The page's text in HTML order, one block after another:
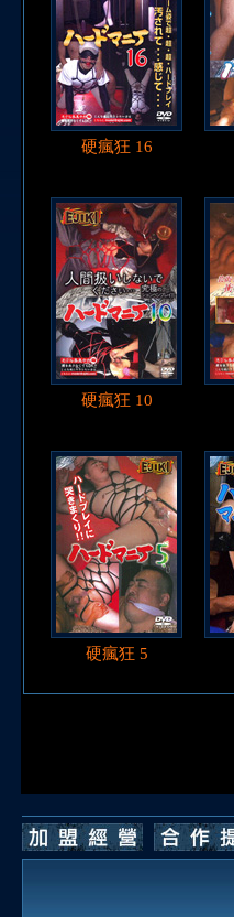
硬瘋狂 16
硬瘋狂 10
硬瘋狂 5